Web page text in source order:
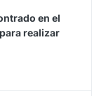
en el
realizar